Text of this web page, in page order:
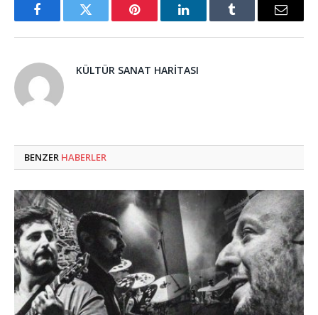
FacebookTwitter Pinterest LinkedInTumblr Email
KÜLTÜR SANAT HARITASI
BENZER HABERLER